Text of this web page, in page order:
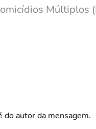
Múltiplos
do autor da mensagem.